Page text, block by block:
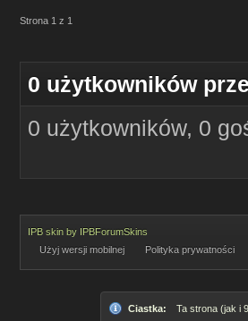
Strona 1 z 1
0 użytkowników
0 użytkowników, 0
IPB skin by IPBForumSkins
Użyj wersji mobilnej
Polityka prywatności
Ciastka:
Ta strona (jak i